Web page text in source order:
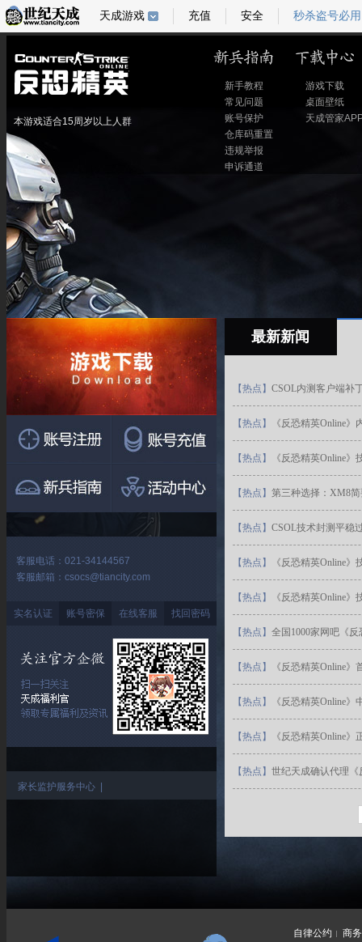
本游戏适合15周岁以上人群
新手教程
常见问题
账号保护
仓库码重置
违规举报
申诉通道
游戏下载
桌面壁纸
天成管家
最新新闻
【热点 】 CSOL内测客户端补
【热点 】 《反恐精英Online
【热点 】 《反恐精英Online
【热点 】 第三种选择：XM8
【热点 】 CSOL技术封测平稳
【热点 】 《反恐精英Online
【热点 】 《反恐精英Online
【热点 】 全国1000家网吧《
【热点 】 《反恐精英Online
【热点 】 《反恐精英Online
【热点 】 《反恐精英Online
【热点 】 世纪天成确认代理《
客服电话：021-34144567
客服邮箱：csocs@tiancity.com
实名认证 账号密保 在线客服 找回密码
家长监护服务中心
天成游戏 充值 安全 秒杀盗号必用
自律公约
商